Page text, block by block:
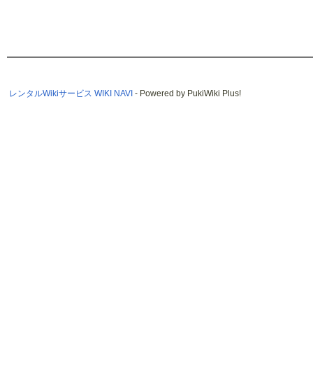
レンタルWikiサービス WIKI NAVI - Powered by PukiWiki Plus!